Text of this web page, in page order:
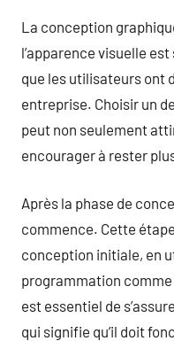
La conception
l’apparence visuelle
que les utilisateurs ont
entreprise. Choisir un
peut non seulement
encourager à rester
Après la phase de
commence. Cette
conception initiale, en
programmation comme
est essentiel de
qui signifie qu’il doit